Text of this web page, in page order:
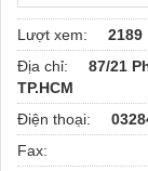
Lượt xem:
2189
Địa chỉ:
87/21
TP.HCM
Điện thoại:
Fax: